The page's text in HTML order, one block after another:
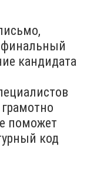
финальный
кандидата
поможет
код